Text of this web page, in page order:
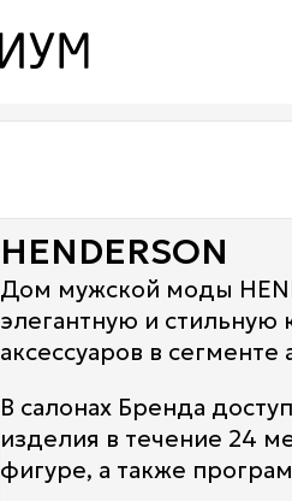
HENDERSON
Дом мужской моды
элегантную и
аксессуаров в
В салонах Бренда
изделия в течение 24
фигуре, а также